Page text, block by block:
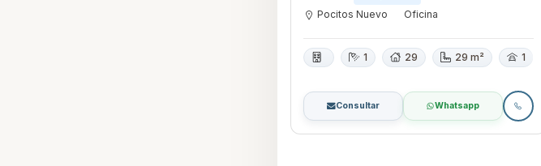
Pocitos Nuevo Oficina
1 29 29 m² 1
Consultar Whatsapp